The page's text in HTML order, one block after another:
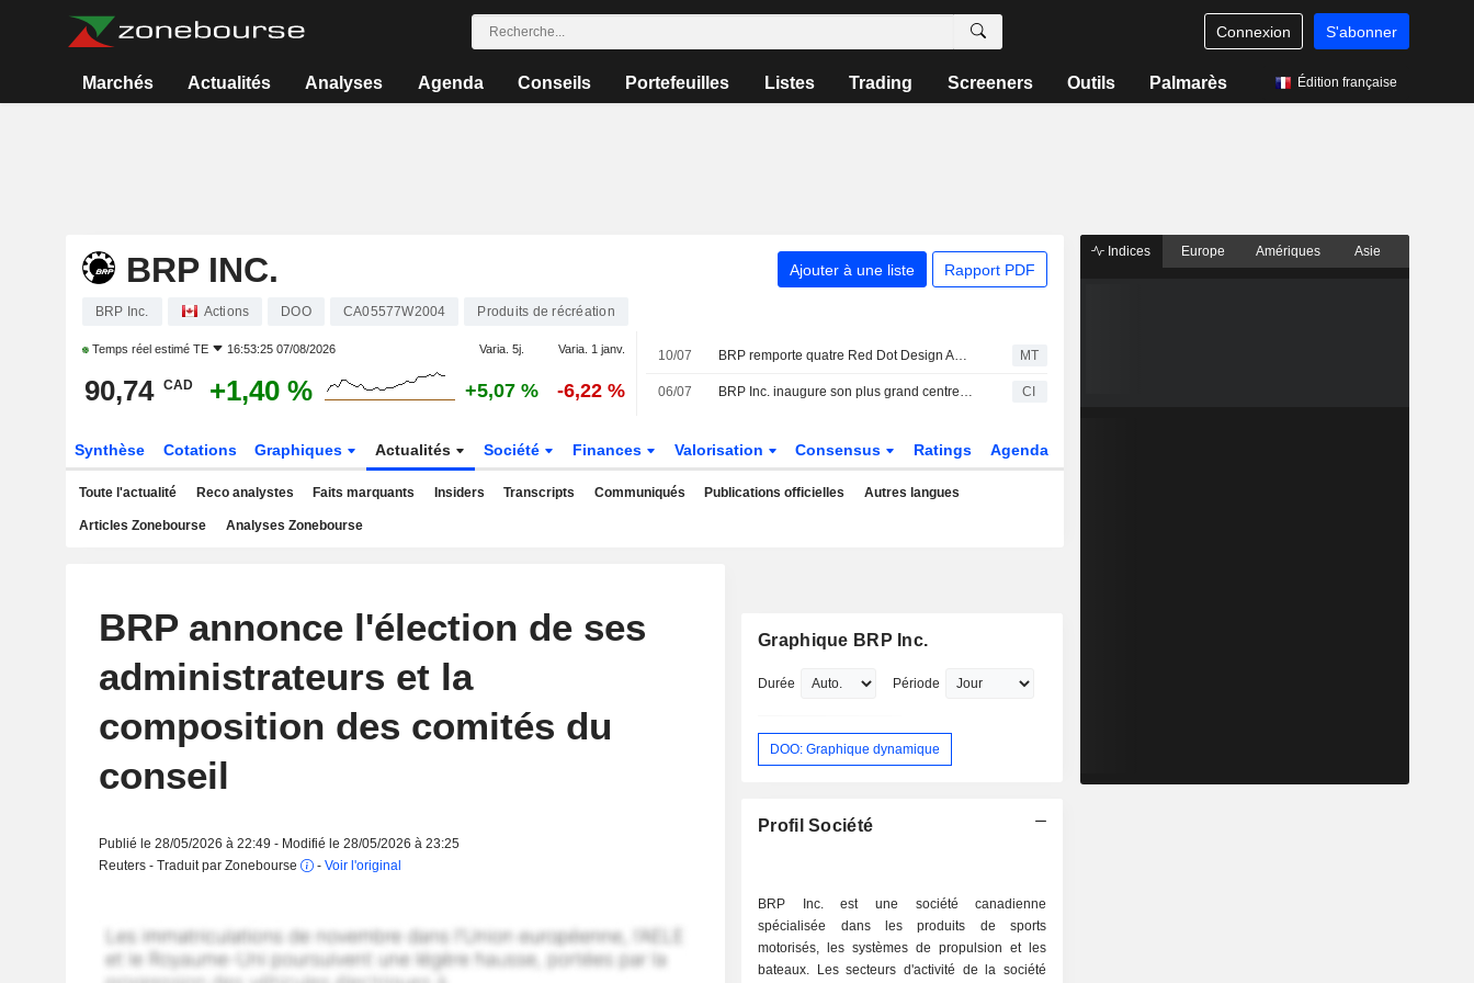
Connexion S'abonner
Marchés Actualités Analyses Agenda Conseils Portefeuilles Listes Trading Screeners Outils Palmarès Édition française
BRP INC. Ajouter à une liste Rapport PDF
BRP Inc. Actions DOO CA05577W2004 Produits de récréation
Temps réel estimé TE 16:53:25 07/08/2026 Varia. 5j. Varia. 1 janv.
90,74 CAD +1,40 % +5,07 % -6,22 %
10/07 BRP remporte quatre Red Dot Design Awards, dont le prix " Best of the Best » MT
06/07 BRP Inc. inaugure son plus grand centre mondial de distribution et de logistique à Saint-Philippe, au Québec CI
Synthèse Cotations Graphiques Actualités Société Finances Valorisation Consensus Ratings Agenda
Toute l'actualité Reco analystes Faits marquants Insiders Transcripts Communiqués Publications officielles Autres langues
Articles Zonebourse Analyses Zonebourse
BRP annonce l'élection de ses
administrateurs et la
composition des comités du
conseil
Publié le 28/05/2026 à 22:49 - Modifié le 28/05/2026 à 23:25
Reuters - Traduit par Zonebourse
- Voir l'original
Graphique BRP Inc.
Durée Période
DOO: Graphique dynamique
Profil Société
BRP Inc. est une société canadienne
spécialisée dans les produits de sports
motorisés, les systèmes de propulsion et les
bateaux. Les secteurs d'activité de la société
Indices Europe Amériques Asie